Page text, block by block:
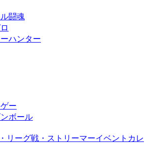
闘魂
ハンター
ー
ンボール
リーグ戦・ストリーマーイベントカレ